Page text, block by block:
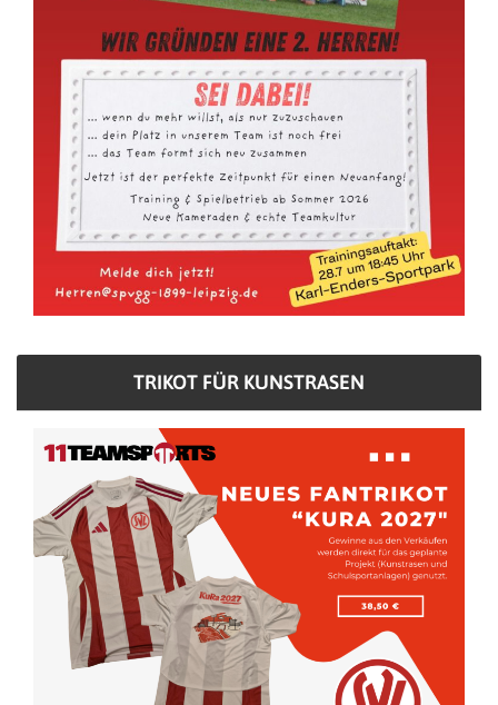
TRIKOT FÜR KUNSTRASEN